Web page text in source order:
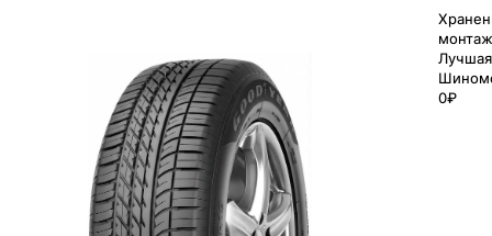
0₽